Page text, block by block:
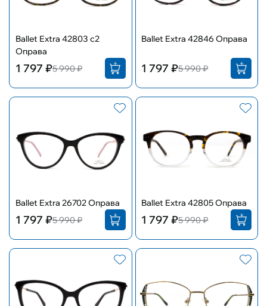
Ballet Extra 42803 c2
Оправа
1 797 ₽5 990 ₽
Ballet Extra 42846 Оправа
1 797 ₽5 990 ₽
Ballet Extra 26702 Оправа
1 797 ₽5 990 ₽
Ballet Extra 42805 Оправа
1 797 ₽5 990 ₽